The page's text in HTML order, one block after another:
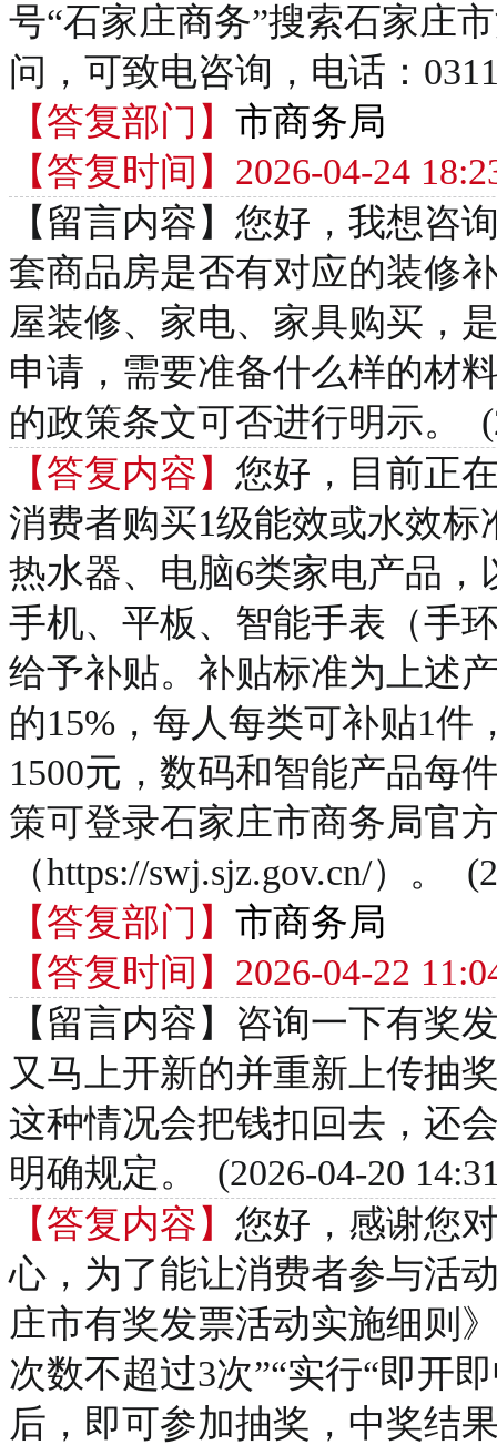
号“石家庄商务”搜索石家庄
问，可致电咨询，电话：
【答复部门】 市商务局
【答复时间】2026-04-24
【留言内容】您好，我想咨
套商品房是否有对应的装修
屋装修、家电、家具购买，
申请，需要准备什么样的材
的政策条文可否进行明示。
【答复内容】 您好，目前正
消费者购买1级能效或水效
热水器、电脑6类家电产品，
手机、平板、智能手表（手
给予补贴。补贴标准为上述
的15%，每人每类可补贴1
1500元，数码和智能产品每
策可登录石家庄市商务局官
（https://swj.sjz.gov.cn/）。
【答复部门】 市商务局
【答复时间】2026-04-22
【留言内容】咨询一下有奖
又马上开新的并重新上传抽
这种情况会把钱扣回去，还
明确规定。 (2026-04-20
【答复内容】 您好，感谢您
心，为了能让消费者参与活
庄市有奖发票活动实施细则
次数不超过3次”“实行“即开
后，即可参加抽奖，中奖结